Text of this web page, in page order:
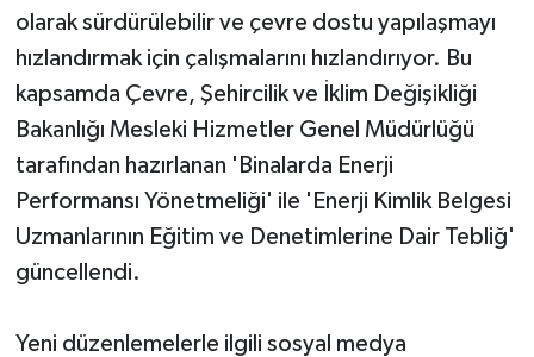
olarak sürdürülebilir ve çevre dostu yapılaşmayı
hızlandırmak için çalışmalarını hızlandırıyor. Bu
kapsamda Çevre, Şehircilik ve İklim Değişikliği
Bakanlığı Mesleki Hizmetler Genel Müdürlüğü
tarafından hazırlanan 'Binalarda Enerji
Performansı Yönetmeliği' ile 'Enerji Kimlik Belgesi
Uzmanlarının Eğitim ve Denetimlerine Dair Tebliğ'
güncellendi.
Yeni düzenlemelerle ilgili sosyal medya